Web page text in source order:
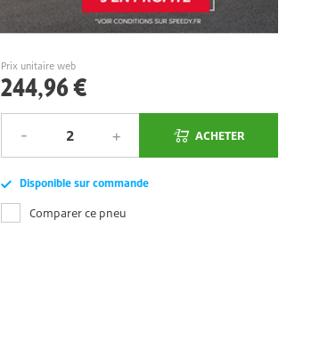
Prix unitaire web
244,96 €
ACHETER
Disponible sur commande
Comparer ce pneu